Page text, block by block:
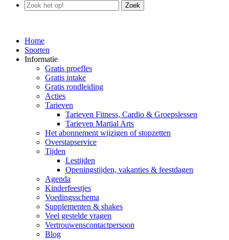
Zoek
Home
Sporten
Informatie
Gratis proefles
Gratis intake
Gratis rondleiding
Acties
Tarieven
Tarieven Fitness, Cardio & Groepslessen
Tarieven Martial Arts
Het abonnement wijzigen of stopzetten
Overstapservice
Tijden
Lestijden
Openingstijden, vakanties & feestdagen
Agenda
Kinderfeestjes
Voedingsschema
Supplementen & shakes
Veel gestelde vragen
Vertrouwenscontactpersoon
Blog